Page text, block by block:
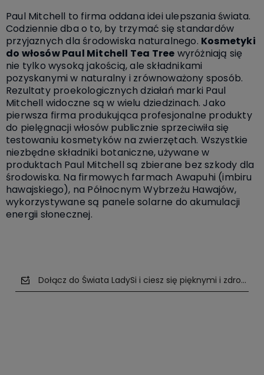
Paul Mitchell to firma oddana idei ulepszania świata.
Codziennie dba o to, by trzymać się standardów
przyjaznych dla środowiska naturalnego. Kosmetyki
do włosów Paul Mitchell Tea Tree wyróżniają się
nie tylko wysoką jakością, ale składnikami
pozyskanymi w naturalny i zrównoważony sposób.
Rezultaty proekologicznych działań marki Paul
Mitchell widoczne są w wielu dziedzinach. Jako
pierwsza firma produkująca profesjonalne produkty
do pielęgnacji włosów publicznie sprzeciwiła się
testowaniu kosmetyków na zwierzętach. Wszystkie
niezbędne składniki botaniczne, używane w
produktach Paul Mitchell są zbierane bez szkody dla
środowiska. Na firmowych farmach Awapuhi (imbiru
hawajskiego), na Północnym Wybrzeżu Hawajów,
wykorzystywane są panele solarne do akumulacji
energii słonecznej.
Dołącz do Świata LadySi i ciesz się pięknymi i